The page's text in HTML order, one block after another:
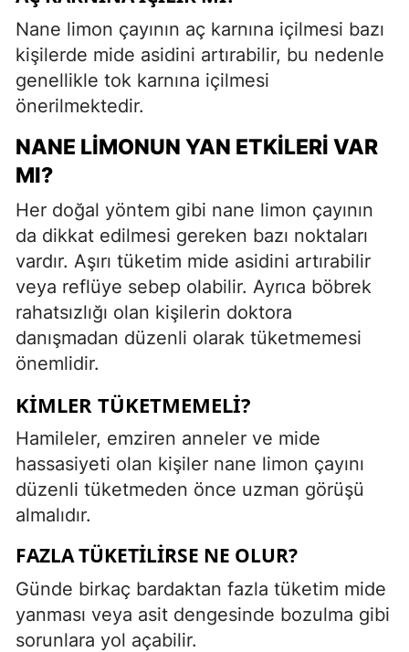
Nane limon çayının aç karnına içilmesi bazı
kişilerde mide asidini artırabilir, bu nedenle
genellikle tok karnına içilmesi
önerilmektedir.
NANE LIMONUN YAN ETKILERI VAR
MI?
Her doğal yöntem gibi nane limon çayının
da dikkat edilmesi gereken bazı noktaları
vardır. Aşırı tüketim mide asidini artırabilir
veya reflüye sebep olabilir. Ayrıca böbrek
rahatsızlığı olan kişilerin doktora
danışmadan düzenli olarak tüketmemesi
önemlidir.
KIMLER TÜKETMEMELI?
Hamileler, emziren anneler ve mide
hassasiyeti olan kişiler nane limon çayını
düzenli tüketmeden önce uzman görüşü
almalıdır.
FAZLA TÜKETILIRSE NE OLUR?
Günde birkaç bardaktan fazla tüketim mide
yanması veya asit dengesinde bozulma gibi
sorunlara yol açabilir.